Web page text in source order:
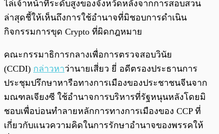
ไล่เจ้าหน้าที่ระดับสูงของจังหวัดหลังจากการสอบสวน
ล่าสุดชี้ให้เห็นถึงการใช้อำนาจที่มิชอบการดำเนิน
กิจกรรมการขุด Crypto ที่ผิดกฎหมาย
คณะกรรมาธิการกลางเพื่อการตรวจสอบวินัย
(CCDI) กล่าวหาว่านายเสี่ยว ยี่ อดีตรองประธานการ
ประชุมปรึกษาหารือทางการเมืองของประชาชนจีนจาก
มณฑลเจียงซี ใช้อำนาจการบริหารที่รัฐหนุนหลังโดยมิ
ชอบเพื่อบ่อนทำลายหลักการทางการเมืองของ CCP ที่
เกี่ยวกับแนวความคิดในการรักษาอำนาจของพรรคให้